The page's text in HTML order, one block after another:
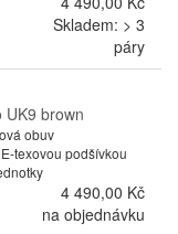
Skladem: > 3
páry
UK9 brown
obuv
texovou podšívkou
4 490,00 Kč
na objednávku